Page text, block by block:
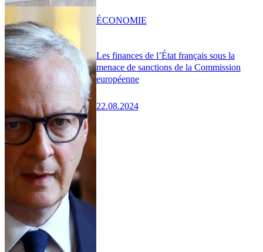
Les finances de l’État français sous la
menace de sanctions de la Commission
européenne
22.08.2024
ÉCONOMIE